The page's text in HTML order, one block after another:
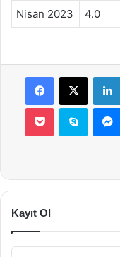
Nisan 2023 4.0
Facebook
X
Pocket Skype
Kayıt Ol